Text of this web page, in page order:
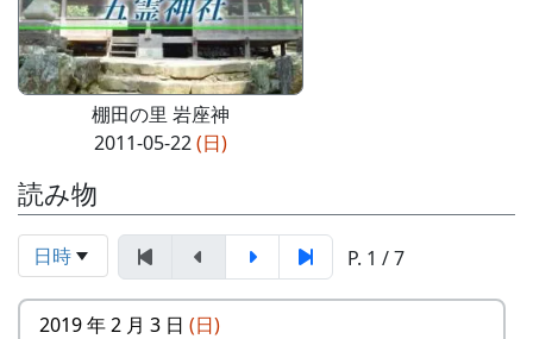
棚田の里 岩座神
2011-05-22(日)
読み物
日時 P. 1 / 7
2019 年 2 月 3 日 (日)